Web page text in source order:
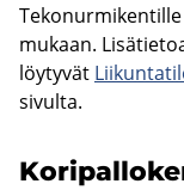
mu­kaan.
löy­ty­vät
sivulta.